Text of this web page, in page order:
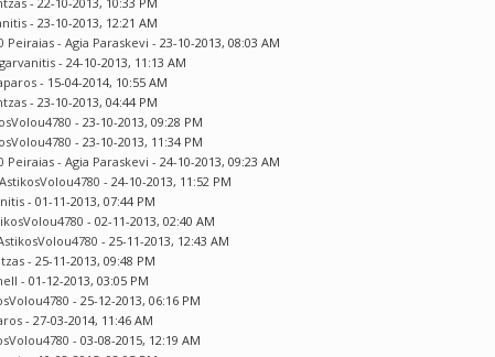
- 23-10-2013, 12:21 AM
Peiraias - Agia Paraskevi - 23-10-2013, 08:03 AM
garvanitis - 24-10-2013, 11:13 AM
- 15-04-2014, 10:55 AM
- 23-10-2013, 04:44 PM
- 23-10-2013, 09:28 PM
- 23-10-2013, 11:34 PM
Peiraias - Agia Paraskevi - 24-10-2013, 09:23 AM
AstikosVolou4780 - 24-10-2013, 11:52 PM
- 01-11-2013, 07:44 PM
- 02-11-2013, 02:40 AM
- 25-11-2013, 12:43 AM
- 25-11-2013, 09:48 PM
- 01-12-2013, 03:05 PM
- 25-12-2013, 06:16 PM
- 27-03-2014, 11:46 AM
- 03-08-2015, 12:19 AM